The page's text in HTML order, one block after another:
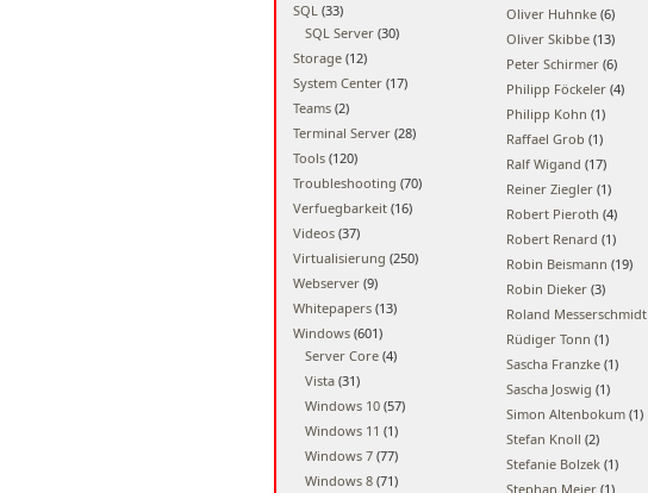
SQL (33)
SQL Server (30)
Storage (12)
System Center (17)
Teams (2)
Terminal Server (28)
Tools (120)
Troubleshooting (70)
Verfuegbarkeit (16)
Videos (37)
Virtualisierung (250)
Webserver (9)
Whitepapers (13)
Windows (601)
Server Core (4)
Vista (31)
Windows 10 (57)
Windows 11 (1)
Windows 7 (77)
Windows 8 (71)
Oliver Huhnke (6)
Oliver Skibbe (13)
Peter Schirmer (6)
Philipp Föckeler (4)
Philipp Kohn (1)
Raffael Grob (1)
Ralf Wigand (17)
Reiner Ziegler (1)
Robert Pieroth (4)
Robert Renard (1)
Robin Beismann (19)
Robin Dieker (3)
Roland Messerschmidt
Rüdiger Tonn (1)
Sascha Franzke (1)
Sascha Joswig (1)
Simon Altenbokum (1)
Stefan Knoll (2)
Stefanie Bolzek (1)
Stephan Meier (1)